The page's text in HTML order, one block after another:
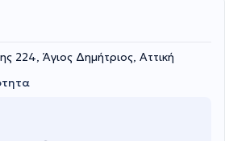
224, Άγιος Δημήτριος, Αττική